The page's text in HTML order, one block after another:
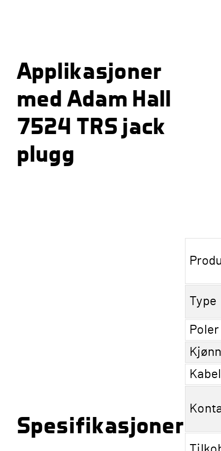
Applikasjoner
med Adam Hall
7524 TRS jack
plugg
Spesifikasjoner
Type
Poler